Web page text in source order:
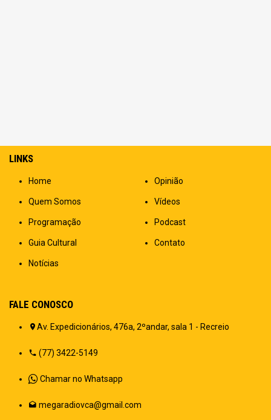
LINKS
Home
Quem Somos
Programação
Guia Cultural
Notícias
Opinião
Vídeos
Podcast
Contato
FALE CONOSCO
Av. Expedicionários, 476a, 2ºandar, sala 1 - Recreio
(77) 3422-5149
Chamar no Whatsapp
megaradiovca@gmail.com